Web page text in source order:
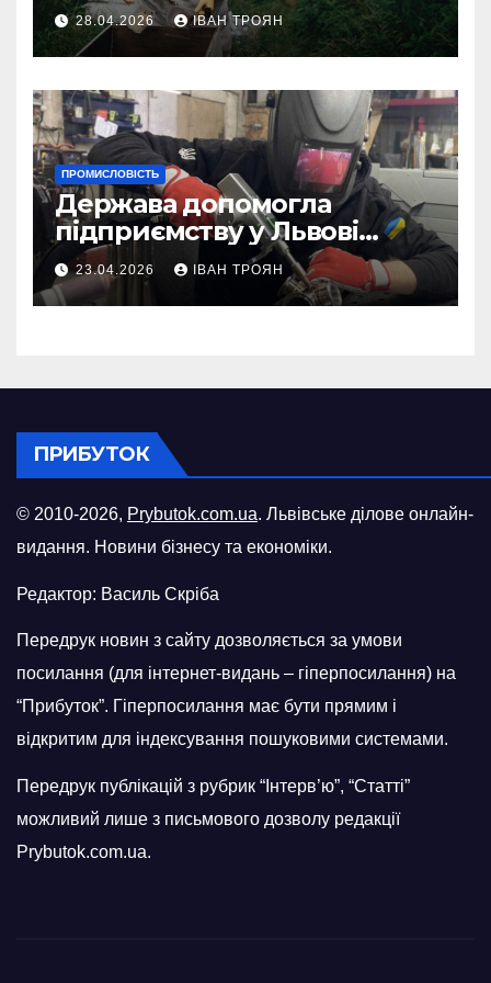
асистентом для бджолярів
28.04.2026 ІВАН ТРОЯН
ПРОМИСЛОВІСТЬ
Держава допомогла
підприємству у Львові
відновити виробничі
потужності після атаки
російського БПЛА
23.04.2026 ІВАН ТРОЯН
ПРИБУТОК
© 2010-2026, Prybutok.com.ua. Львівське ділове онлайн-
видання. Новини бізнесу та економіки.
Редактор: Василь Скріба
Передрук новин з сайту дозволяється за умови
посилання (для інтернет-видань – гіперпосилання) на
“Прибуток”. Гіперпосилання має бути прямим і
відкритим для індексування пошуковими системами.
Передрук публікацій з рубрик “Інтерв’ю”, “Статті”
можливий лише з письмового дозволу редакції
Prybutok.com.ua.